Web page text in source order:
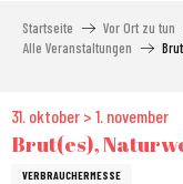
Startseite Vor Ort zu tun
Alle Veranstaltungen
31. oktober > 1. november
Brut(es),
VERBRAUCHERMESSE